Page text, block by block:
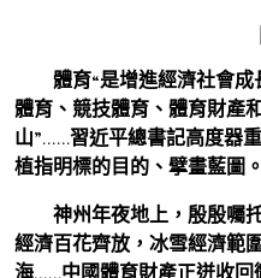
體育“是增進經濟社會
體育、競技體育、體育財產
山”……習近平總書記高度器
植指明標的目的、擘畫藍圖。
神州年夜地上，殷殷囑
經濟百花齊放，冰雪經濟範
海……中國體育財產正迸收回